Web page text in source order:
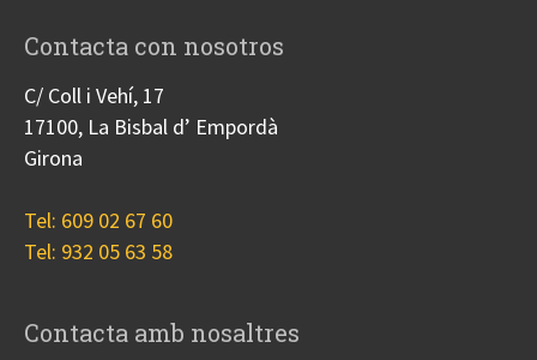
Contacta con nosotros
C/ Coll i Vehí, 17
17100, La Bisbal d’ Empordà
Girona
Tel: 609 02 67 60
Tel: 932 05 63 58
Contacta amb nosaltres